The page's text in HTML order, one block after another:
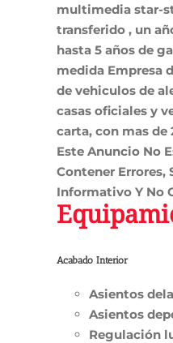
multimedia star-
transferido , un
hasta 5 años de
medida Empresa
de vehiculos de
casas oficiales y
carta, con mas de
Este Anuncio No
Contener Errores,
Informativo Y No
Acabado Interior
Asientos
Asientos
Regulación